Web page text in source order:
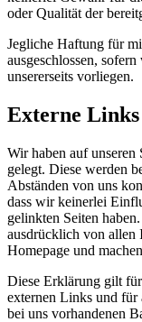
oder Qualität der
Jegliche Haftung für
ausgeschlossen,
unsererseits vorliegen.
Externe Links
Wir haben auf unseren
gelegt. Diese werden
Abständen von uns
dass wir keinerlei
gelinkten Seiten
ausdrücklich von allen
Homepage und
Diese Erklärung gilt
externen Links und für
bei uns vorhandenen